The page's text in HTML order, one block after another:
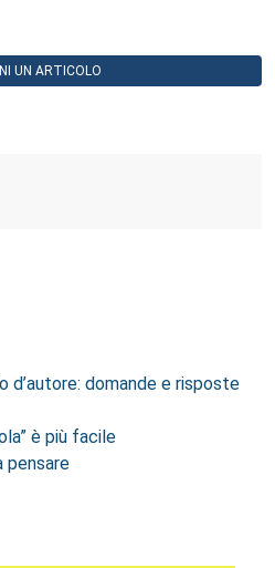
UN ARTICOLO
d’autore: domande e risposte
è più facile
pensare